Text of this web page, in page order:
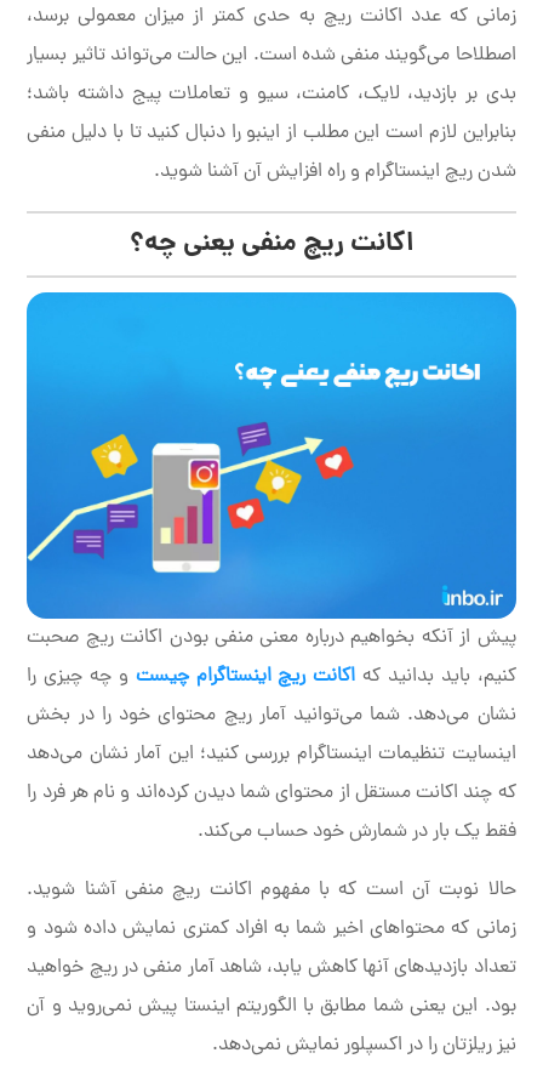
زمانی که عدد اکانت ریچ به حدی کمتر از میزان معمولی برسد،
اصطلاحا می‌گویند منفی شده است. این حالت می‌تواند تاثیر بسیار
بدی بر بازدید، لایک، کامنت، سیو و تعاملات پیج داشته باشد؛
بنابراین لازم است این مطلب از اینبو را دنبال کنید تا با دلیل منفی
شدن ریچ اینستاگرام و راه افزایش آن آشنا شوید.
اکانت ریچ منفی یعنی چه؟
پیش از آنکه بخواهیم درباره معنی منفی بودن اکانت ریچ صحبت
کنیم، باید بدانید که اکانت ریچ اینستاگرام چیست و چه چیزی را
نشان می‌دهد. شما می‌توانید آمار ریچ محتوای خود را در بخش
اینسایت تنظیمات اینستاگرام بررسی کنید؛ این آمار نشان می‌دهد
که چند اکانت مستقل از محتوای شما دیدن کرده‌اند و نام هر فرد را
فقط یک بار در شمارش خود حساب می‌کند.
حالا نوبت آن است که با مفهوم اکانت ریچ منفی آشنا شوید.
زمانی که محتواهای اخیر شما به افراد کمتری نمایش داده شود و
تعداد بازدیدهای آنها کاهش یابد، شاهد آمار منفی در ریچ خواهید
بود. این یعنی شما مطابق با الگوریتم اینستا پیش نمی‌روید و آن
نیز ریلزتان را در اکسپلور نمایش نمی‌دهد.